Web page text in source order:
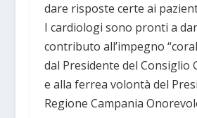
dare risposte certe ai
I cardiologi sono pronti a
contributo all’impegno
dal Presidente del Consiglio
e alla ferrea volontà del
Regione Campania